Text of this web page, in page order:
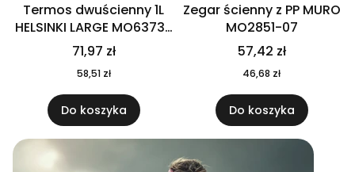
Termos dwuścienny 1L
HELSINKI LARGE MO6373-
04
71,97 zł
58,51 zł
Do koszyka
Zegar ścienny z PP MURO
MO2851-07
57,42 zł
46,68 zł
Do koszyka